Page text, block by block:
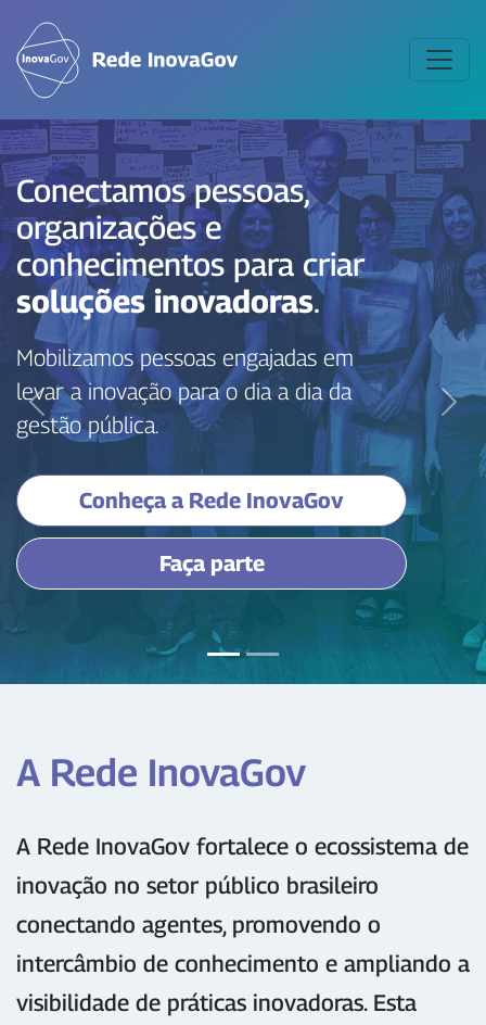
Conectamos pessoas,
organizações e
conhecimentos para criar
soluções inovadoras.
Mobilizamos pessoas engajadas em
levar a inovação para o dia a dia da
gestão pública.
Conheça a Rede InovaGov
Faça parte
Anterior
A Rede InovaGov
A Rede InovaGov fortalece o ecossistema de
inovação no setor público brasileiro
conectando agentes, promovendo o
intercâmbio de conhecimento e ampliando a
visibilidade de práticas inovadoras. Esta